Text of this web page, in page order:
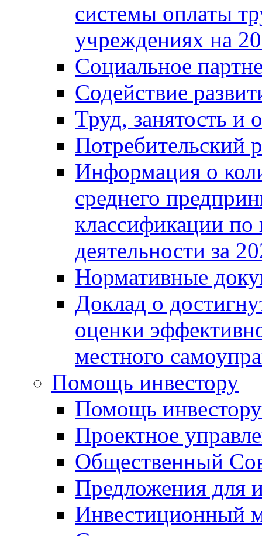
системы оплаты
учреждениях на
Социальное
Содействие
Труд, занятость и
Потребительский
Информация о
среднего
классификации
деятельности за
Нормативные
Доклад о
оценки
местного
Помощь инвестору
Помощь инвестору
Проектное
Общественный
Предложения для
Инвестиционный